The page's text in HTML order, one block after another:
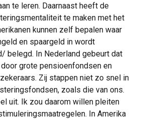
te leren. Daarnaast heeft de
te maken met het
kunnen zelf bepalen waar
en spaargeld in wordt
belegd. In Nederland gebeurt dat
grote pensioenfondsen en
Zij stappen niet zo snel in
zoals die van ons.
uit. Ik zou daarom willen pleiten
In Amerika